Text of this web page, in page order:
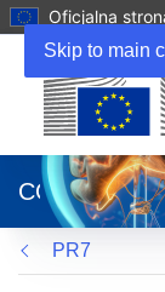
Skip to main
Oficjalna
otworzy
się
w
nowym
oknie)
CORDIS
PR7